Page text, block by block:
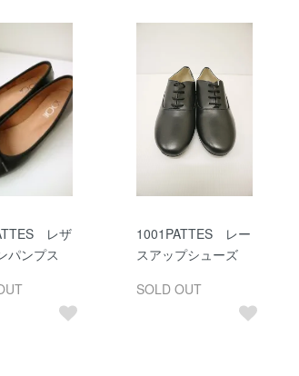
レザ
パンプス
1001PATTES レー
スアップシューズ
SOLD OUT